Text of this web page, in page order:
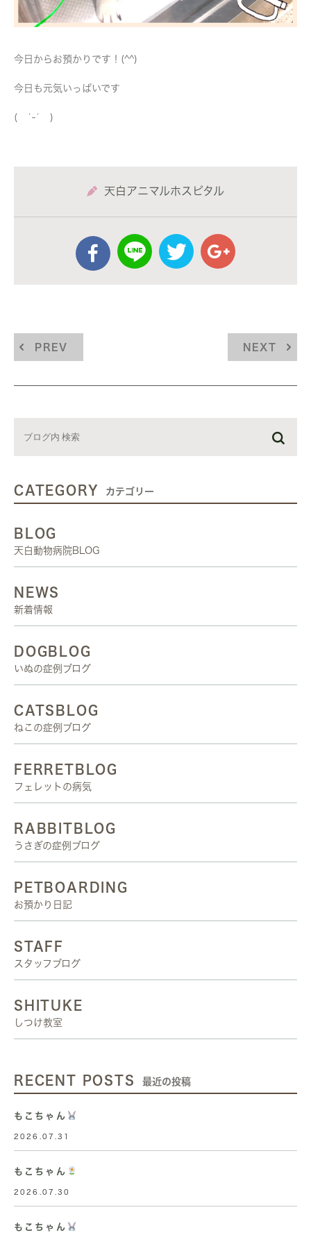
今日からお預かりです！(^^)
今日も元気いっぱいです
( ˙-˙ )
天白アニマルホスピタル
PREV NEXT
CATEGORY カテゴリー
BLOG
天白動物病院BLOG
NEWS
新着情報
DOGBLOG
いぬの症例ブログ
CATSBLOG
ねこの症例ブログ
FERRETBLOG
フェレットの病気
RABBITBLOG
うさぎの症例ブログ
PETBOARDING
お預かり日記
STAFF
スタッフブログ
SHITUKE
しつけ教室
RECENT POSTS 最近の投稿
もこちゃん
2026.07.31
もこちゃん
2026.07.30
もこちゃん